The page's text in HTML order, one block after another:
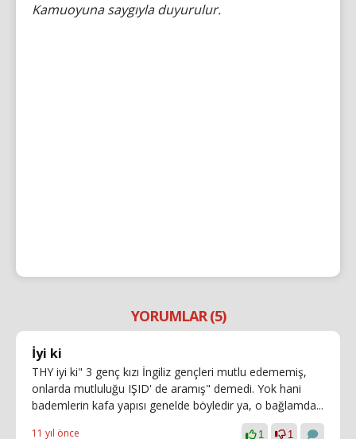
Kamuoyuna saygıyla duyurulur.
YORUMLAR (5)
İyi ki
THY iyi ki" 3 genç kızı İngiliz gençleri mutlu edememiş,
onlarda mutluluğu IŞID' de aramış" demedi. Yok hani
bademlerin kafa yapısı genelde böyledir ya, o bağlamda...
11 yıl önce 1 1